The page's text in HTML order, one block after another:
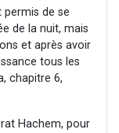
permis de se
de la nuit, mais
et après avoir
tous les
chapitre 6,
Hachem, pour